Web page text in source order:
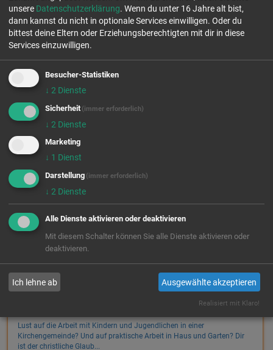
GEFÄHRDETENHILFE
SCHEIDEWEG E.V.
42499 Hückeswagen
Tel.: 0151 12546901
Stelle ab 18!
Die Gefährdetenhilfe SCHEIDEWEG arbeitet mit Inhaftierten und jungen
Männern, die ihr Leben verändern möchten. Aufgaben > Beg...
PAULSKIRCHENGEMEINDE
SCHENEFELD
22869 Schenefeld
Tel.: 040 8304243
Stelle ab 18!
freie Plätze
Jahrgang 26/27
freie Plätze
Jahrgang 27/28
Lust auf die Arbeit mit Kindern und Jugendlichen in einer
Kirchengemeinde? Und auf praktische Arbeit in Haus und Garten? Dir
ist der christliche Glaub...
unsere Datenschutzerklärung. Wenn du unter 16 Jahre alt bist,
dann kannst du nicht in optionale Services einwilligen. Oder du
bittest deine Eltern oder Erziehungsberechtigten mit dir in diese
Services einzuwilligen.
Besucher-Statistiken
↓ 2 Dienste
Sicherheit (immer erforderlich)
↓ 2 Dienste
Marketing
↓ 1 Dienst
Darstellung (immer erforderlich)
↓ 2 Dienste
Alle Dienste aktivieren oder deaktivieren
Mit diesem Schalter können Sie alle Dienste aktivieren oder
deaktivieren.
Ich lehne ab Ausgewählte akzeptieren
Realisiert mit Klaro!